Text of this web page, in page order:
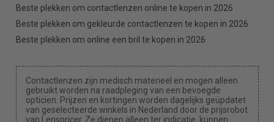
Beste plekken om contactlenzen online te kopen in 2026
Beste plekken om gekleurde contactlenzen te kopen in 2026
Beste plekken om online een bril te kopen in 2026
Contactlenzen zijn medisch materieel en mogen alleen
gebruikt worden na raadpleging van een bevoegde
opticien. Prijzen en kortingen worden dagelijks geüpdatet
van geselecteerde winkels in Nederland door de prijsrobot
van Lenspricer. Ze dienen alleen ter indicatie, kunnen